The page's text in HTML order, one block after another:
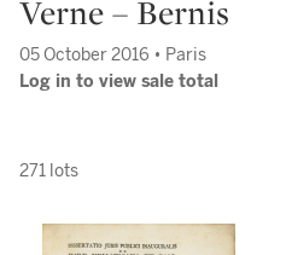
Verne – Bernis
05 October 2016 • Paris
Log in to view sale total
271 lots